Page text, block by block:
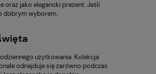
oraz jako elegancki prezent. Jeśli
dobrym wyborem.
użytkowania. Kolekcja
odnajduje się zarówno podczas